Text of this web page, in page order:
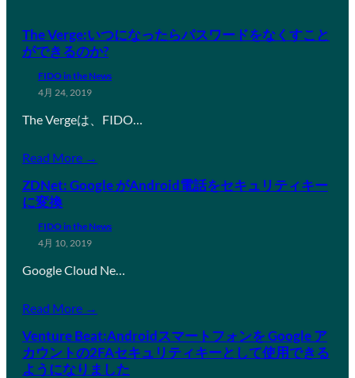
The Verge:いつになったらパスワードをなくすこと
ができるのか?
FIDO in the News
4月 24, 2019
The Vergeは、FIDO…
Read More →
ZDNet: Google がAndroid電話をセキュリティキー
に変換
FIDO in the News
4月 10, 2019
Google Cloud Ne…
Read More →
Venture Beat:Androidスマートフォンを Google ア
カウントの2FAセキュリティキーとして使用できる
ようになりました